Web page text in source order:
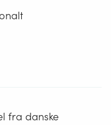
fra danske